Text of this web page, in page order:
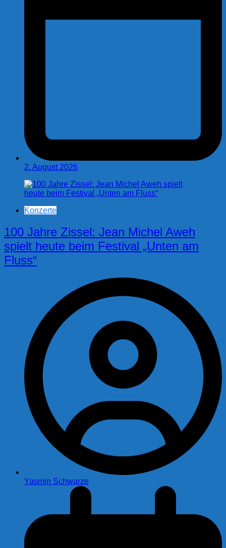
2. August 2026
Konzerte
100 Jahre Zissel: Jean Michel Aweh
spielt heute beim Festival „Unten am
Fluss“
Yasmin Schwarze